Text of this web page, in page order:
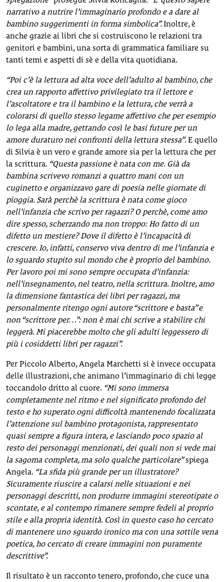
narrativo a nutrire l’immaginario profondo e a dare al
bambino suggerimenti in forma simbolica”.Inoltre, è
anche grazie ai libri che si costruiscono le relazioni tra
genitori e bambini, una sorta di grammatica familiare su
tanti temi e aspetti di sè e della vita quotidiana.
“Poi c’è la lettura ad alta voce dell’adulto al bambino, che
crea un rapporto affettivo privilegiato tra il lettore e
l’ascoltatore e tra il bambino e la lettura, che verrà a
colorarsi di quello stesso legame affettivo che per esempio
lo lega alla madre, gettando così le basi future per un
amore duraturo nei confronti della lettura stessa”. E quello
di Silvia è un vero e grande amore sia per la lettura che per
la scrittura. “Questa passione è nata con me. Già da
bambina scrivevo romanzi a quattro mani con un
cuginetto e organizzavo gare di poesia nelle giornate di
pioggia. Sarà perchè la scrittura è nata come gioco
nell’infanzia che scrivo per ragazzi? O perchè, come amo
dire spesso, scherzando ma non troppo: Ho fatto di un
difetto un mestiere? Dove il difetto è l’incapacità di
crescere. Io, infatti, conservo viva dentro di me l’infanzia e
lo sguardo stupito sul mondo che è proprio del bambino.
Per lavoro poi mi sono sempre occupata d’infanzia:
nell’insegnamento, nel teatro, nella scrittura. Inoltre, amo
la dimensione fantastica dei libri per ragazzi, ma
personalmente ritengo ogni autore “scrittore e basta” e
non “scrittore per…”: non è mai chi scrive a stabilire chi
leggerà. Mi piacerebbe molto che gli adulti leggessero di
più i cosiddetti libri per ragazzi”.
Per Piccolo Alberto, Angela Marchetti si è invece occupata
delle illustrazioni, che animano l’immaginario di chi legge
toccandolo dritto al cuore. “Mi sono immersa
completamentenel ritmo e nel significato profondo del
testo e ho superato ogni difficoltà mantenendo focalizzata
l’attenzione sul bambino protagonista, rappresentato
quasi sempre a figura intera, e lasciando poco spazio al
resto dei personaggi menzionati, dei quali non si vede mai
la sagoma completa, ma solo qualche particolare”spiega
Angela. “La sfida più grande per un illustratore?
Sicuramente riuscire a calarsi nelle situazioni e nei
personaggi descritti, non produrre immagini stereotipate o
scontate, e al contempo rimanere sempre fedeli al proprio
stile e alla propria identità. Così in questo caso ho cercato
di mantenere uno sguardo ironico ma con una sottile vena
poetica, ho cercato di creare immagini non puramente
descrittive”.
Il risultato è un racconto tenero, profondo, che cuce una